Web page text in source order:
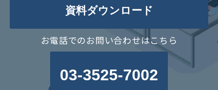
資料ダウンロード
お電話でのお問い合わせはこちら
03-3525-7002